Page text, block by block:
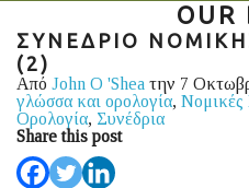
OUR
ΣΥΝΕΔΡΙΟ
(2)
Από John O 'Shea την 7
γλώσσα και ορολογία, Νομικές
Ορολογία, Συνέδρια
Share this post